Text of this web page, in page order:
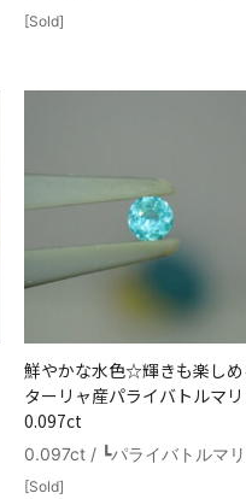
[Sold]
鮮やかな水色☆輝きも楽し
ターリャ産パライバトルマ
0.097ct
0.097ct / ┗パライバトルマ
[Sold]